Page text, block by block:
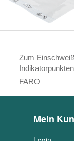
Zum
FARO
Mein